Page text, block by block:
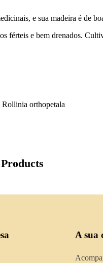
e sua madeira é de
férteis e bem drenados.
orthopetala
A sua